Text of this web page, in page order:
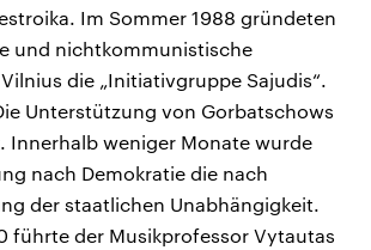
Im Sommer 1988 gründeten
und nichtkommunistische
die „Initiativgruppe Sajudis“.
Unterstützung von Gorbatschows
Innerhalb weniger Monate wurde
nach Demokratie die nach
der staatlichen Unabhängigkeit.
führte der Musikprofessor Vytautas